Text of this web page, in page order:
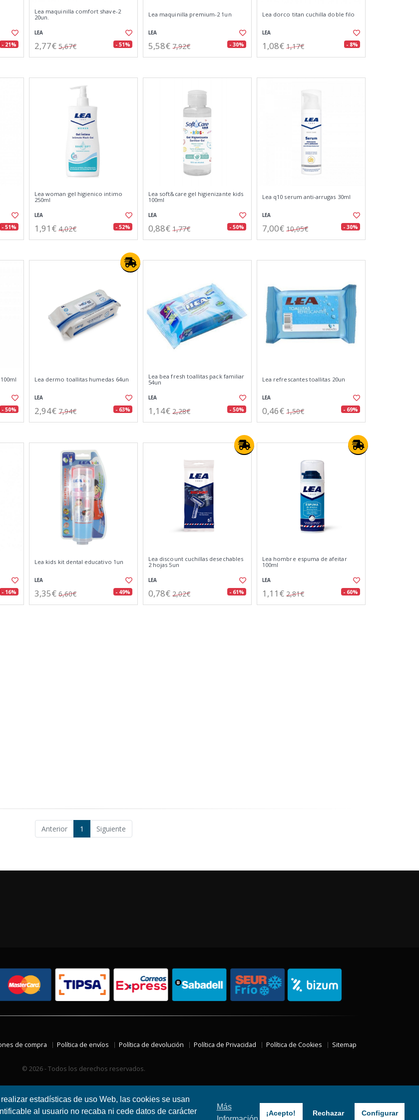
estadísticas de uso Web, las cookies se usan
al usuario no recaba ni cede datos de carácter
Más
¡Acepto! Rechazar Configurar
- 21%
Lea maquinilla comfort shave-2
20un.
LEA
2,77€ 5,67€ - 51%
Lea maquinilla premium-2 1un
LEA
5,58€ 7,92€ - 30%
Lea dorco titan cuchilla doble filo
LEA
1,08€ 1,17€ - 8%
- 51%
Lea woman gel higienico intimo
250ml
LEA
1,91€ 4,02€ - 52%
Lea soft&care gel higienizante kids
100ml
LEA
0,88€ 1,77€ - 50%
Lea q10 serum anti-arrugas 30ml
LEA
7,00€ 10,05€ - 30%
- 50%
Lea dermo toallitas humedas 64un
LEA
2,94€ 7,94€ - 63%
Lea bea fresh toallitas pack familiar
54un
LEA
1,14€ 2,28€ - 50%
Lea refrescantes toallitas 20un
LEA
0,46€ 1,50€ - 69%
- 16%
Lea kids kit dental educativo 1un
LEA
3,35€ 6,60€ - 49%
Lea discount cuchillas desechables
2 hojas 5un
LEA
0,78€ 2,02€ - 61%
Lea hombre espuma de afeitar
100ml
LEA
1,11€ 2,81€ - 60%
Anterior 1 Siguiente
de compra Política de envíos Política de devolución Política de Privacidad Política de Cookies Sitemap
© 2026 - Todos los derechos reservados.